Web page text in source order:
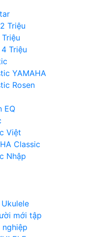
Triệu
Triệu
YAMAHA
Rosen
EQ
Việt
Classic
Nhập
mới tập
nghiệp